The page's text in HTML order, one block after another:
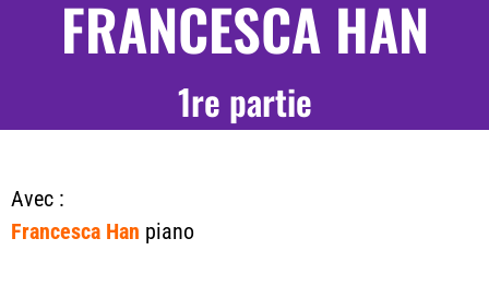
FRANCESCA HAN
1re partie
Avec :
Francesca Han piano